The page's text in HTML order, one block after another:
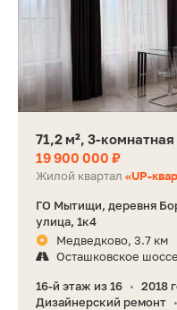
71,2 м², 3-
19 900 000 ₽
Жилой квартал «UP-
ГО Мытищи, деревня
улица, 1к4
Медведково, 3.7 км
Осташковское шоссе
16-й этаж из 16 • 2018
Дизайнерский ремонт •